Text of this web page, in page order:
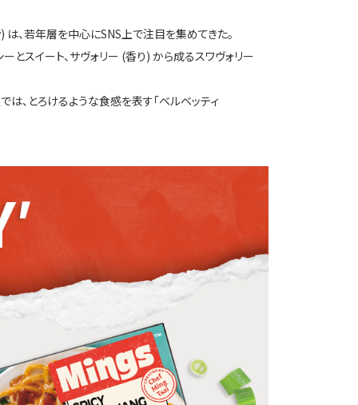
、若年層を中心にSNS上で注目を集めてきた。
とスイート、サヴォリー (香り) から成るスワヴォリー
、とろけるような食感を表す「ベルベッティ